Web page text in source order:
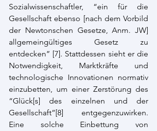
Sozialwissenschaftler, “ein für die
Gesellschaft ebenso [nach dem Vorbild
der Newtonschen Gesetze, Anm. JW]
allgemeingültiges Gesetz zu
entdecken” [7]. Stattdessen sieht er die
Notwendigkeit, Marktkräfte und
technologische Innovationen normativ
einzubetten, um einer Zerstörung des
“Glück[s] des einzelnen und der
Gesellschaft”[8] entgegenzuwirken.
Eine solche Einbettung von